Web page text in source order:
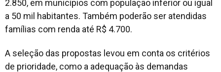
2.850, em municípios com população inferior ou igual
a 50 mil habitantes. Também poderão ser atendidas
famílias com renda até R$ 4.700.
A seleção das propostas levou em conta os critérios
de prioridade, como a adequação às demandas